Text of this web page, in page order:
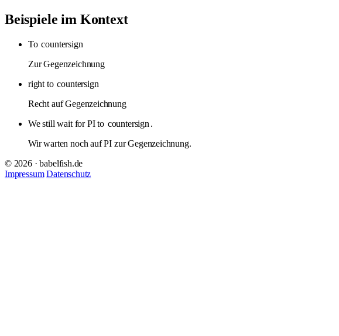
Beispiele im Kontext
To countersign
Zur Gegenzeichnung
right to countersign
Recht auf Gegenzeichnung
We still wait for PI to countersign .
Wir warten noch auf PI zur Gegenzeichnung.
© 2026 · babelfish.de
Impressum Datenschutz